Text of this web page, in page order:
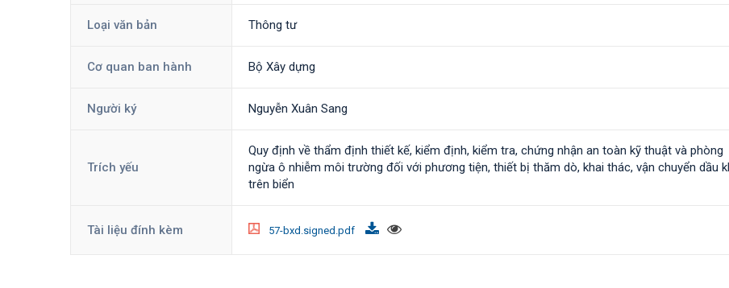
Loại văn bản Thông tư
Cơ quan ban hành Bộ Xây dựng
Người ký Nguyễn Xuân Sang
Trích yếu
Quy định về thẩm định thiết kế, kiểm định, kiểm tra, chứng nhận an toàn kỹ thuật và phòng
ngừa ô nhiễm môi trường đối với phương tiện, thiết bị thăm dò, khai thác, vận chuyển dầu
trên biển
Tài liệu đính kèm 57-bxd.signed.pdf